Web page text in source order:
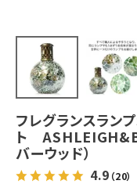
フレグランスラン
ト
バーウッド）
4.9 （20）